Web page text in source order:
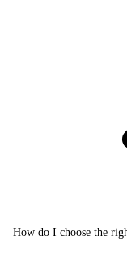
How do I choose the